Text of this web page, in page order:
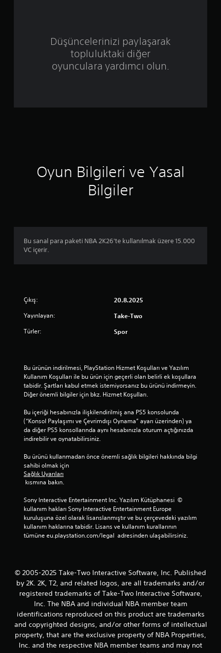
i
n
0
y
Düşüncelerinizi paylaşarak
topluluktaki diğer
oyunculara yardımcı olun.
Oyun Bilgileri ve Yasal
Bilgiler
Bu sanal para paketi NBA 2K26'te kullanılmak üzere 15.000
VC içerir.
Çıkış: 20.8.2025
Yayınlayan: Take-Two
Türler: Spor
Bu ürünün indirilmesi, PlayStation Hizmet Koşulları ve Yazılım
Kullanım Koşulları ile bu ürün için geçerli olan belirli ek koşullara
tabidir. Şartları kabul etmek istemiyorsanız bu ürünü indirmeyin.
Diğer önemli bilgiler için bkz. Hizmet Koşulları.
Bu içeriği hesabınızla ilişkilendirilmiş ana PS5 konsolunda
(“Konsol Paylaşımı ve Çevrimdışı Oynama” ayarı üzerinden) ya
da diğer PS5 konsollarında aynı hesabınızla oturum açtığınızda
indirebilir ve oynatabilirsiniz.
Bu ürünü kullanmadan önce önemli sağlık bilgileri hakkında bilgi
sahibi olmak için
Sağlık Uyarıları
kısmına bakın.
Sony Interactive Entertainment Inc. Yazılım Kütüphanesi  ©
kullanım hakları Sony Interactive Entertainment Europe
kuruluşuna özel olarak lisanslanmıştır ve bu çerçevedeki yazılım
kullanım haklarına tabidir. Lisans ve kullanım kurallarının
tümüne eu.playstation.com/legal  adresinden ulaşabilirsiniz.
© 2005-2025 Take-Two Interactive Software, Inc. Published
by 2K. 2K, T2, and related logos, are all trademarks and/or
registered trademarks of Take-Two Interactive Software,
Inc. The NBA and individual NBA member team
identifications reproduced on this product are trademarks
and copyrighted designs, and/or other forms of intellectual
property, that are the exclusive property of NBA Properties,
Inc. and the respective NBA member teams and may not